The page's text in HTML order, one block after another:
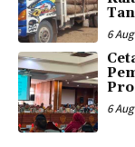
6
6